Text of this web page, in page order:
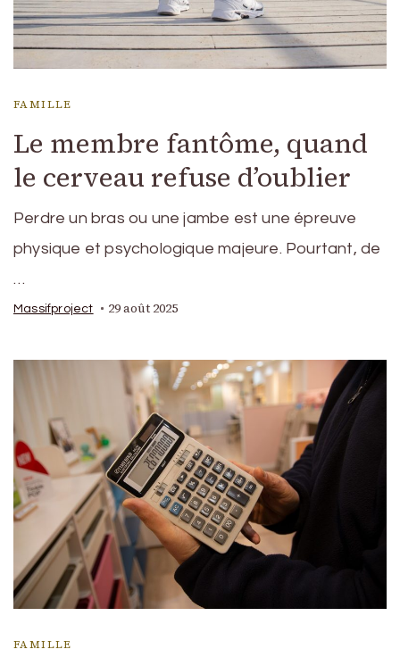
FAMILLE
Le membre fantôme, quand
le cerveau refuse d’oublier
Perdre un bras ou une jambe est une épreuve
physique et psychologique majeure. Pourtant, de
…
Massifproject 29 août 2025
FAMILLE